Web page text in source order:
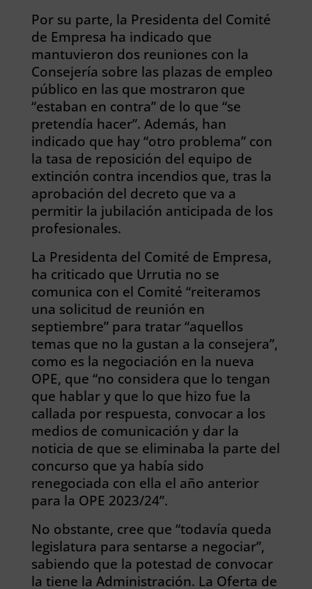
Por su parte, la Presidenta del Comité
de Empresa ha indicado que
mantuvieron dos reuniones con la
Consejería sobre las plazas de empleo
público en las que mostraron que
“estaban en contra” de lo que “se
pretendía hacer”. Además, han
indicado que hay “otro problema” con
la tasa de reposición del equipo de
extinción contra incendios que, tras la
aprobación del decreto que va a
permitir la jubilación anticipada de los
profesionales.
La Presidenta del Comité de Empresa,
ha criticado que Urrutia no se
comunica con el Comité “reiteramos
una solicitud de reunión en
septiembre” para tratar “aquellos
temas que no la gustan a la consejera”,
como es la negociación en la nueva
OPE, que “no considera que lo tengan
que hablar y que lo que hizo fue la
callada por respuesta, convocar a los
medios de comunicación y dar la
noticia de que se eliminaba la parte del
concurso que ya había sido
renegociada con ella el año anterior
para la OPE 2023/24”.
No obstante, cree que “todavía queda
legislatura para sentarse a negociar”,
sabiendo que la potestad de convocar
la tiene la Administración. La Oferta de